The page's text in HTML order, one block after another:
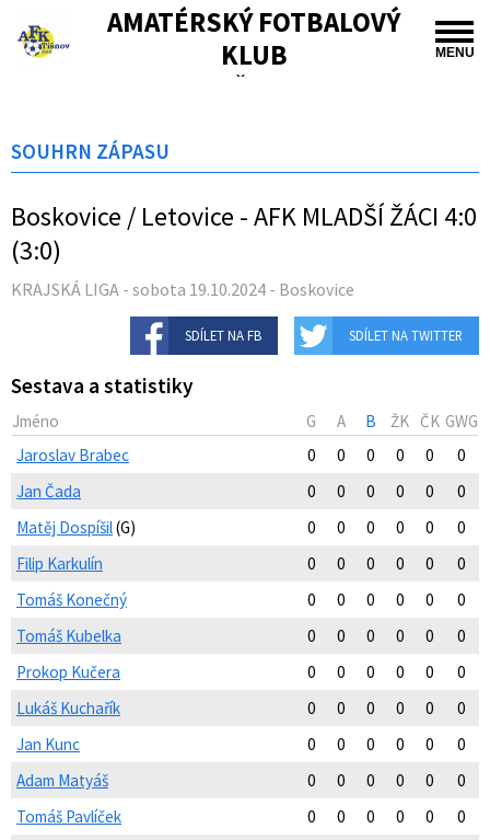
MENU
AMATÉRSKÝ FOTBALOVÝ
KLUB
TIŠNOV
SOUHRN ZÁPASU
Boskovice / Letovice - AFK MLADŠÍ ŽÁCI 4:0
(3:0)
KRAJSKÁ LIGA - sobota 19.10.2024 - Boskovice
SDÍLET NA FB SDÍLET NA TWITTER
Sestava a statistiky
Jméno G A B ŽK ČK GWG
Jaroslav Brabec
0 0 0 0 0
0
Jan Čada
0 0 0 0 0
0
Matěj Dospíšil(G) 0 0 0 0 0
0
Filip Karkulín
0 0 0 0 0
0
Tomáš Konečný
0 0 0 0 0
0
Tomáš Kubelka
0 0 0 0 0
0
Prokop Kučera
0 0 0 0 0
0
Lukáš Kuchařík
0 0 0 0 0
0
Jan Kunc
0 0 0 0 0
0
Adam Matyáš
0 0 0 0 0
0
Tomáš Pavlíček
0 0 0 0 0
0